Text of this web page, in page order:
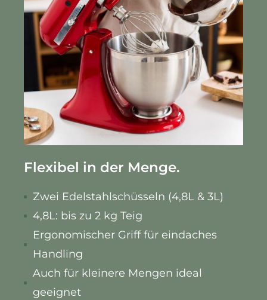
Flexibel in der Menge.
Zwei Edelstahlschüsseln (4,8L & 3L)
4,8L: bis zu 2 kg Teig
Ergonomischer Griff für eindaches
Handling
Auch für kleinere Mengen ideal
geeignet